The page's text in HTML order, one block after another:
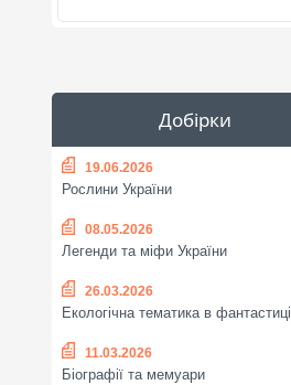
Добірки
19.06.2026
Рослини України
08.05.2026
Легенди та міфи України
26.03.2026
Екологічна тематика в фантастиці
11.03.2026
Біографії та мемуари